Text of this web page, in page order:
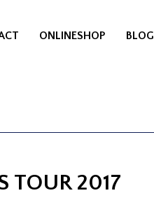
ONLINESHOP BLOG
TOUR 2017